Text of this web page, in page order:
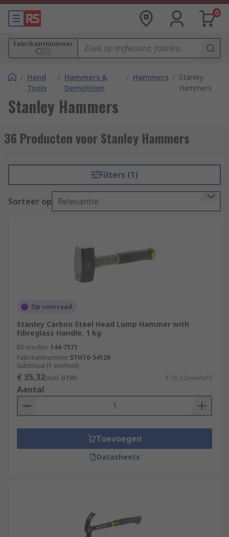
0
Fabrikantnummer
/ Hand
Tools
/ Hammers &
Demolition
/ Hammers / Stanley
Hammers
Stanley Hammers
36 Producten voor Stanley Hammers
Filters (1)
Sorteer op Relevantie
Op voorraad
Stanley Carbon Steel Head Lump Hammer with
Fibreglass Handle, 1 kg
RS-stocknr. 144-7571
Fabrikantnummer STHT0-54126
Subtotaal (1 eenheid)
€ 35,32(excl. BTW) € 35,32/eenheid
Aantal
Toevoegen
Datasheets